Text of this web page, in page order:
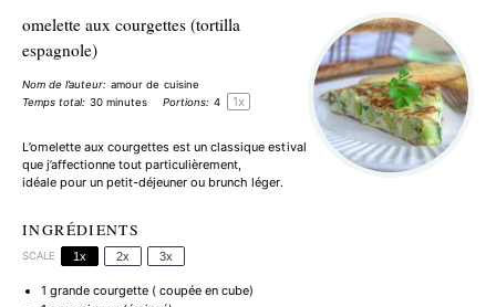
omelette aux courgettes (tortilla
espagnole)
Nom de l’auteur: amour de cuisine
Temps total: 30 minutes Portions: 4 1x
L’omelette aux courgettes est un classique estival
que j’affectionne tout particulièrement,
idéalepour un petit-déjeuner ou brunch léger.
INGRÉDIENTS
SCALE 1x 2x 3x
1 grande courgette ( coupée en cube)